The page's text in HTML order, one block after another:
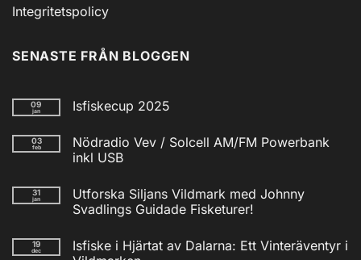
Integritetspolicy
SENASTE FRÅN BLOGGEN
09
jan Isfiskecup 2025
till
Isfiskecup
2025
03
feb
Nödradio Vev / Solcell AM/FM Powerbank
inkl USB
till
Nödradio
Vev
AM/FM
Powerbank
31
jan
Utforska Siljans Vildmark med Johnny
Svadlings Guidade Fisketurer!
till
Utforska
19
dec
Isfiske i Hjärtat av Dalarna: Ett Vinteräventyr i